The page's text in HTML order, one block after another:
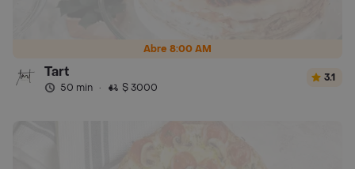
Abre 8:00 AM
Tart
50 min · $ 3000
3.1